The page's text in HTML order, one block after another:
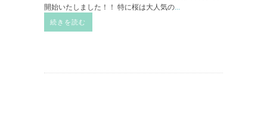
開始いたしました！！ 特に桜は大人気の...
続きを読む